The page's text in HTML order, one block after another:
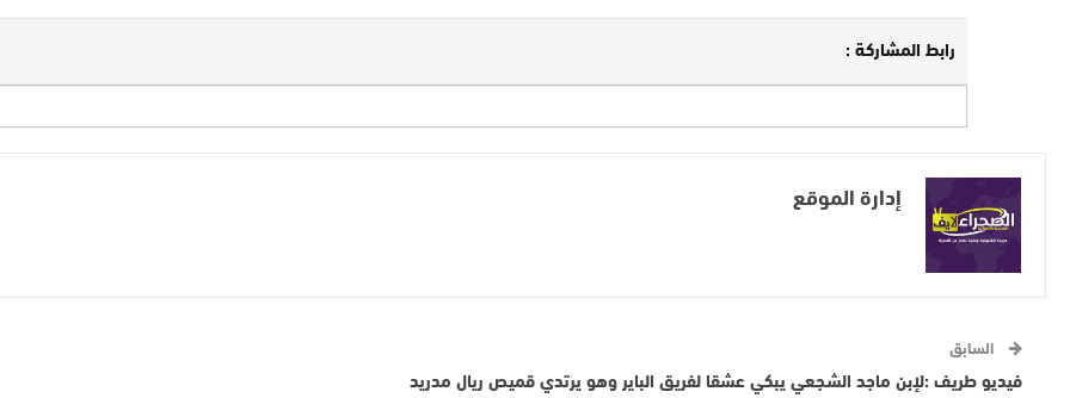
رابط المشاركة :
إدارة الموقع
السابق
فيديو طريف :لإبن ماجد الشجعي يبكي عشقا لفريق الباير وهو يرتدي قميص ريال مدريد